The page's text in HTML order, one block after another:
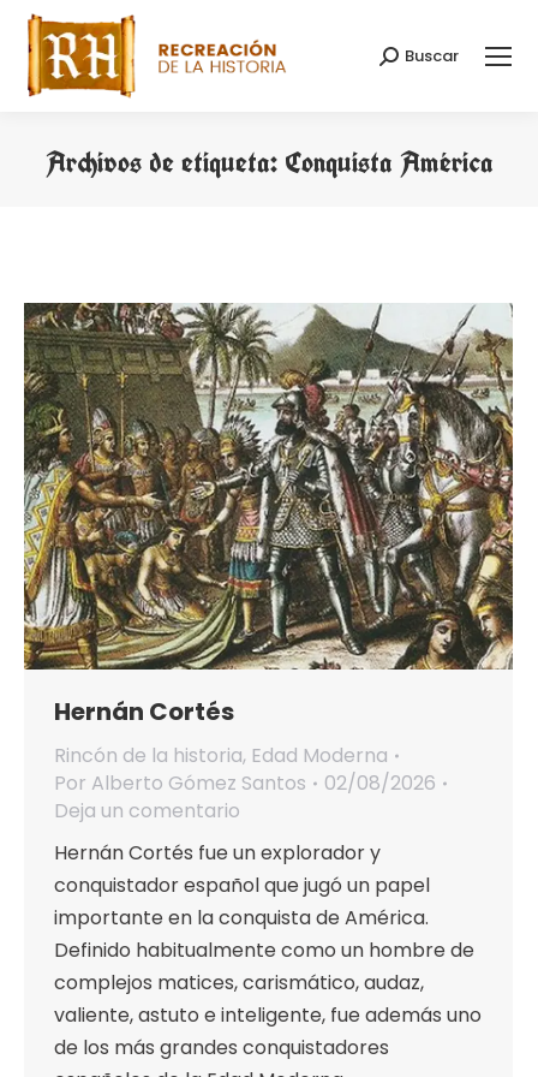
Buscar:
Buscar
Archivos de etiqueta: Conquista América
Hernán Cortés
Rincón de la historia, Edad Moderna
Por Alberto Gómez Santos
02/08/2026
Deja un comentario
Hernán Cortés fue un explorador y
conquistador español que jugó un papel
importante en la conquista de América.
Definido habitualmente como un hombre de
complejos matices, carismático, audaz,
valiente, astuto e inteligente, fue además uno
de los más grandes conquistadores